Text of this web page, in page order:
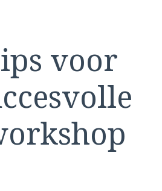
voor